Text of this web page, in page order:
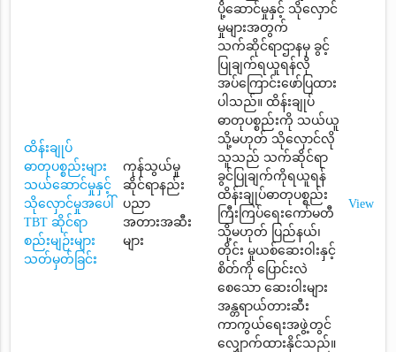
ထိန်းချုပ်
ဓာတုပစ္စည်းများ
သယ်ဆောင်မှုနှင့်
သိုလှောင်မှုအပေါ်
TBT ဆိုင်ရာ
စည်းမျဉ်းများ
သတ်မှတ်ခြင်း
ကုန်သွယ်မှု
ဆိုင်ရာနည်း
ပညာ
အတားအဆီး
များ
ပို့ဆောင်မှုနှင့် သိုလှောင်
မှုများအတွက်
သက်ဆိုင်ရာဌာနမှ ခွင့်
ပြုချက်ရယူရန်လို
အပ်ကြောင်းဖော်ပြထား
ပါသည်။ ထိန်းချုပ်
ဓာတုပစ္စည်းကို သယ်ယူ
သို့မဟုတ် သိုလှောင်လို
သူသည် သက်ဆိုင်ရာ
ခွင်ပြုချက်ကိုရယူရန်
ထိန်းချုပ်ဓာတုပစ္စည်း
ကြီးကြပ်ရေးကော်မတီ
သို့မဟုတ် ပြည်နယ်၊
တိုင်း မူယစ်ဆေးဝါးနှင့်
စိတ်ကို ပြောင်းလဲ
စေသော ဆေးဝါးများ
အန္တရာယ်တားဆီး
ကာကွယ်ရေးအဖွဲ့တွင်
လျှောက်ထားနိုင်သည်။
View